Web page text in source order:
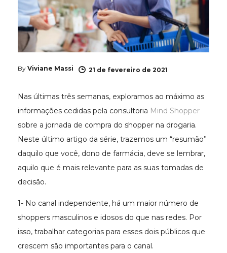
By Viviane Massi 21 de fevereiro de 2021
Nas últimas três semanas, exploramos ao máximo as
informações cedidas pela consultoria Mind Shopper
sobre a jornada de compra do shopper na drogaria.
Neste último artigo da série, trazemos um “resumão”
daquilo que você, dono de farmácia, deve se lembrar,
aquilo que é mais relevante para as suas tomadas de
decisão.
1- No canal independente, há um maior número de
shoppers masculinos e idosos do que nas redes. Por
isso, trabalhar categorias para esses dois públicos que
crescem são importantes para o canal.